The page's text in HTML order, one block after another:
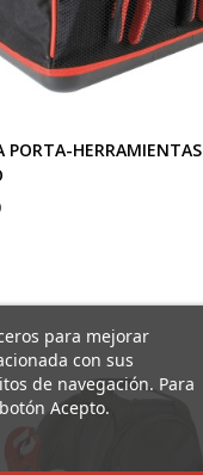
PORTA-HERRAMIENTAS
para mejorar
con sus
de navegación. Para
Acepto.